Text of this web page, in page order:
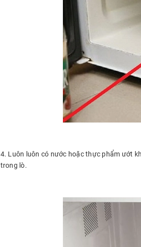
4. Luôn luôn có nước hoặc thực phẩm ướt
trong lò.